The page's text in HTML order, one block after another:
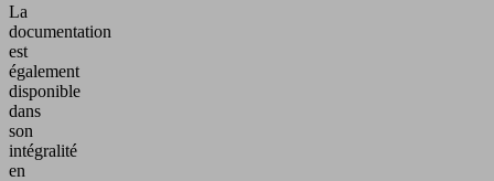
La
documentation
est
également
disponible
dans
son
intégralité
en